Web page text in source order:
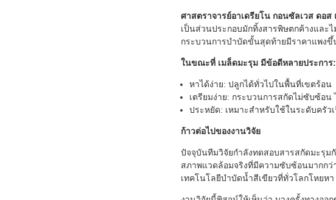
ศาสตราจารย์อาเดรียโน กอนซัลเวส ดอส
เป็นส่วนประกอบมักทิ้งสารพิษตกค้างและ
กระบวนการบำบัดขั้นสุดท้ายมีราคาแพงขึ้
ในขณะที่ เมล็ดมะรุม มีข้อดีหลายประการ:
หาได้ง่าย: ปลูกได้ทั่วไปในพื้นที่เขตร้อน
เตรียมง่าย: กระบวนการสกัดไม่ซับซ้อน
ประหยัด: เหมาะสำหรับใช้ในระดับครั
ก้าวต่อไปของงานวิจัย
ปัจจุบันทีมวิจัยกำลังทดสอบสารสกัดมะรุม
สภาพแวดล้อมจริงที่มีความซับซ้อนมากกว่
เทคโนโลยีบำบัดน้ำสีเขียวที่ทั่วโลกโหยหา